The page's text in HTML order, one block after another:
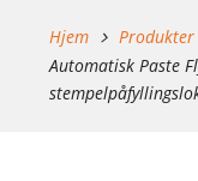
Hjem Produkter
Automatisk Paste